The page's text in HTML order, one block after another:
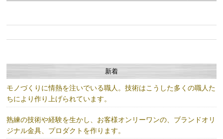
新着
モノづくりに情熱を注いでいる職人。技術はこうした多くの職人た
ちにより作り上げられています。
熟練の技術や経験を生かし、お客様オンリーワンの、ブランドオリ
ジナル金具、プロダクトを作ります。